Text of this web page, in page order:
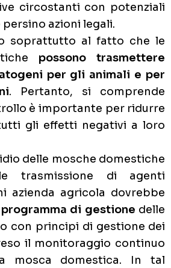
circostanti con potenziali
azioni legali.
soprattutto al fatto che le
possono trasmettere
per gli animali e per
. Pertanto, si comprende
è importante per ridurre
gli effetti negativi a loro
delle mosche domestiche
trasmissione di agenti
azienda agricola dovrebbe
programma di gestione delle
con principi di gestione dei
il monitoraggio continuo
mosca domestica. In tal